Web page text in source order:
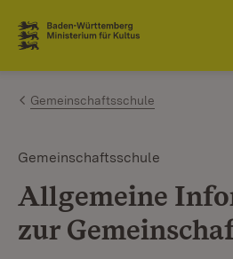
Zum Inhalt springen
Link zur Startseite
Gemeinschaftsschule
Gemeinschaftsschule
Allgemeine
zur